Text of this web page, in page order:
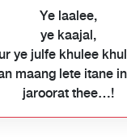
Ye laalee,
ye kaajal,
ye julfe khulee
maang lete itane
jaroorat thee…!